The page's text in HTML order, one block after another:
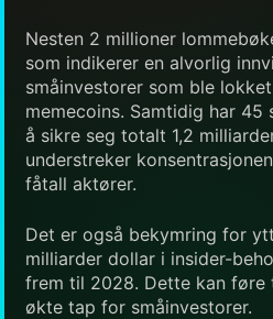
Nesten 2 millioner
som indikerer en alvorlig
småinvestorer som ble
memecoins. Samtidig har
å sikre seg totalt 1,2
understreker
fåtall aktører.
Det er også bekymring for
milliarder dollar i insider-
frem til 2028. Dette kan
økte tap for småinvestorer.